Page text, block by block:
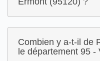
Combien y a-t-il de
le département 95 -